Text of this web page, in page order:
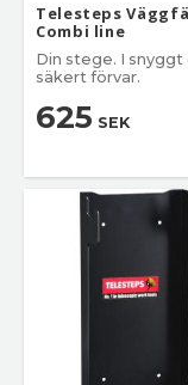
Telesteps
Combi line
Din stege. I snyggt
säkert förvar.
625 SEK